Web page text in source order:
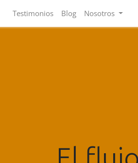
Testimonios Blog Nosotros